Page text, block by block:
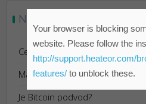
NAJNOVŠIE ČLÁNKY
Cestovanie s Istotou: Výhody
Marketing pre reštaurácie
Je Bitcoin podvod?
Your browser is blocking
website. Please follow the
http://support.heateor.com/
features/to unblock these.